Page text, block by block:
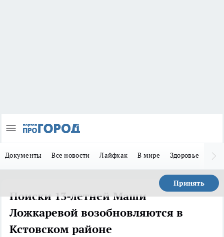
Документы Все новости Лайфхак В мире Здоровье
Принять
Поиски 13-летней Маши
Ложкаревой возобновляются в
Кстовском районе